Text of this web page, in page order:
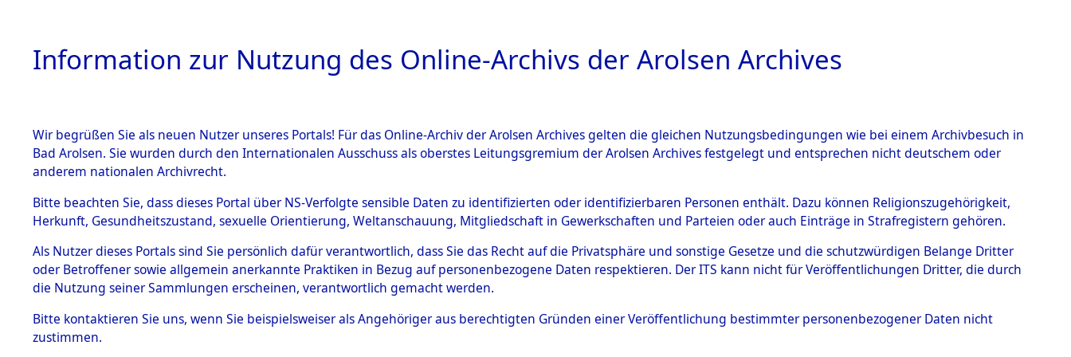
HOME BESTANDSBESCHREIBUNG ARCHIVALE ÜBERSICHT BILD
BESTÄNDE
Inhaftierungsdoku
mente
5. Verschiedenes
Todesmärsche
5.3.1 Alliierte
Ermittlungen zu den Orten Achmühle - Celle.→0002 (84602644)
→0151 (84602795)
0151 (84602795)
Information zur Nutzung des Online-Archivs der Arolsen Archives
Wir begrüßen Sie als neuen Nutzer unseres Portals! Für das Online-Archiv der Arolsen Archives gelten die gleichen Nutzungsbedingungen wie bei einem Archivbesuch in
Bad Arolsen. Sie wurden durch den Internationalen Ausschuss als oberstes Leitungsgremium der Arolsen Archives festgelegt und entsprechen nicht deutschem oder
anderem nationalen Archivrecht.
Bitte beachten Sie, dass dieses Portal über NS-Verfolgte sensible Daten zu identifizierten oder identifizierbaren Personen enthält. Dazu können Religionszugehörigkeit,
Herkunft, Gesundheitszustand, sexuelle Orientierung, Weltanschauung, Mitgliedschaft in Gewerkschaften und Parteien oder auch Einträge in Strafregistern gehören.
Als Nutzer dieses Portals sind Sie persönlich dafür verantwortlich, dass Sie das Recht auf die Privatsphäre und sonstige Gesetze und die schutzwürdigen Belange Dritter
oder Betroffener sowie allgemein anerkannte Praktiken in Bezug auf personenbezogene Daten respektieren. Der ITS kann nicht für Veröffentlichungen Dritter, die durch
die Nutzung seiner Sammlungen erscheinen, verantwortlich gemacht werden.
Bitte kontaktieren Sie uns, wenn Sie beispielsweiser als Angehöriger aus berechtigten Gründen einer Veröffentlichung bestimmter personenbezogener Daten nicht
zustimmen.